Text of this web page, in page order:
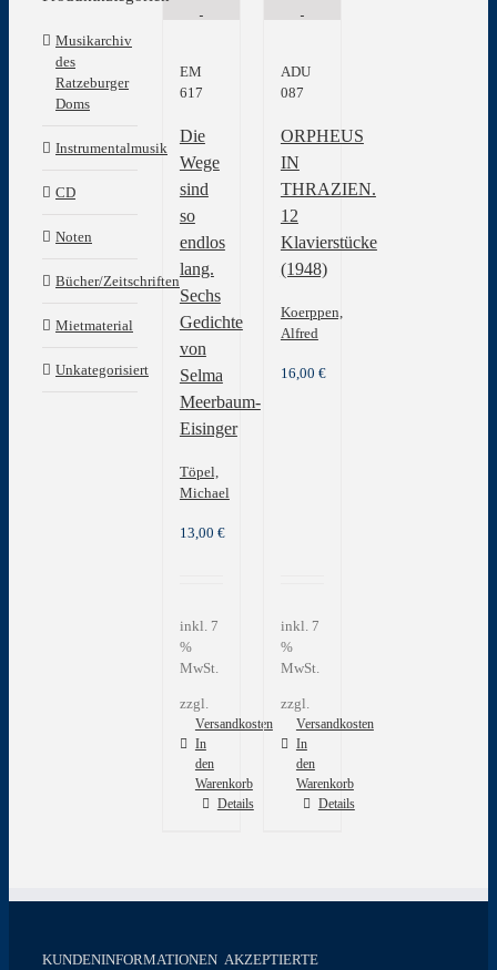
EM
617
Die
Wege
sind
so
endlos
lang.
Sechs
Gedichte
von
Selma
Meerbaum-
Eisinger
Töpel,
Michael
13,00 €
inkl. 7
%
MwSt.
zzgl.
Versandkosten
In
den
Warenkorb
Details
ADU
087
ORPHEUS
IN
THRAZIEN.
12
Klavierstücke
(1948)
Koerppen,
Alfred
16,00 €
inkl. 7
%
MwSt.
zzgl.
Versandkosten
In
den
Warenkorb
Details
Musikarchiv
des
Ratzeburger
Doms
Instrumentalmusik
CD
Noten
Bücher/Zeitschriften
Mietmaterial
Unkategorisiert
KUNDENINFORMATIONEN AKZEPTIERTE